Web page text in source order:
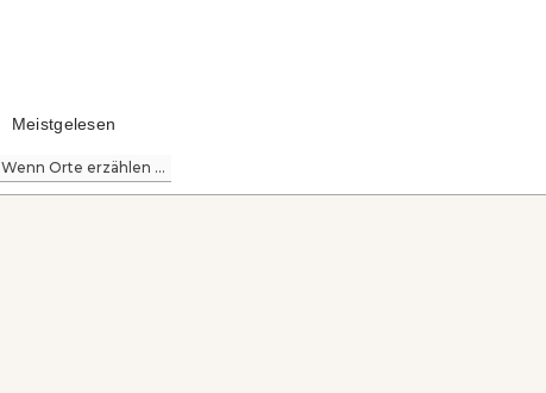
Meistgelesen
Wenn Orte erzählen ...